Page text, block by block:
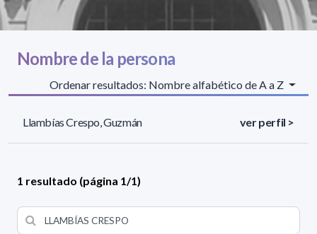
Nombre de la persona
Ordenar resultados: Nombre alfabético de A a Z
Llambías Crespo, Guzmán ver perfil >
1 resultado (página 1/1)